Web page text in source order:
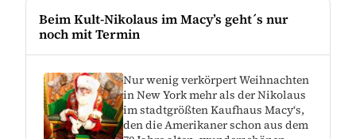
Beim Kult-Nikolaus im Macy’s geht´s nur
noch mit Termin
Nur wenig verkörpert Weihnachten
in New York mehr als der Nikolaus
im stadtgrößten Kaufhaus Macy‘s,
den die Amerikaner schon aus dem